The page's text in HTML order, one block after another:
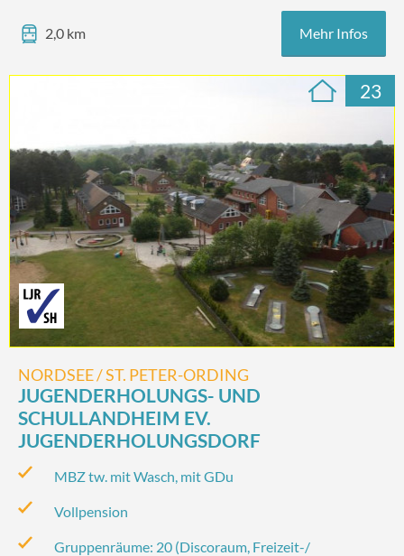
2,0 km Mehr Infos
23
NORDSEE / ST. PETER-ORDING
JUGENDERHOLUNGS- UND
SCHULLANDHEIM EV.
JUGENDERHOLUNGSDORF
MBZ tw. mit Wasch, mit GDu
Vollpension
Gruppenräume: 20 (Discoraum, Freizeit-/‌